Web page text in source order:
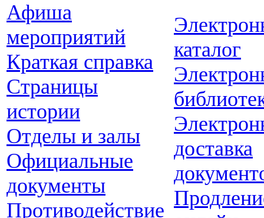
Афиша
мероприятий
Краткая справка
Страницы
истории
Отделы и залы
Официальные
документы
Противодействие
каталог
доставка